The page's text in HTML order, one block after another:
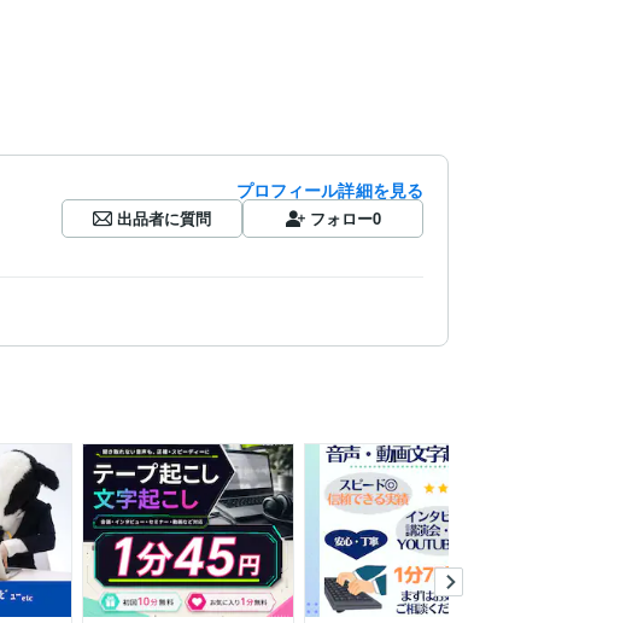
プロフィール詳細を見る
出品者に質問 フォロー0